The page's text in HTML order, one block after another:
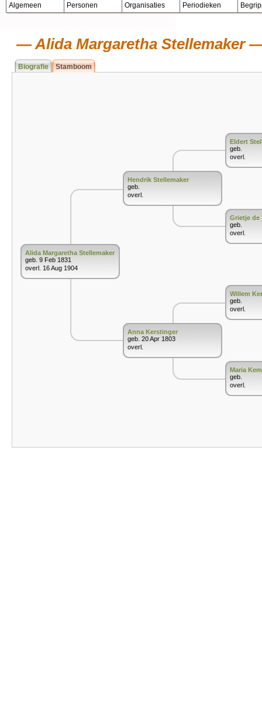
Algemeen Personen Organisaties Periodieken
Alida Margaretha Stellemaker
Biografie Stamboom
Alida Margaretha Stellemaker
geb. 9 Feb 1831
overl. 16 Aug 1904
Hendrik Stellemaker
geb.
overl.
Anna Kerstinger
geb. 20 Apr 1803
overl.
Eldert
geb.
overl.
Grietje de
geb.
overl.
Willem
geb.
overl.
Maria
geb.
overl.